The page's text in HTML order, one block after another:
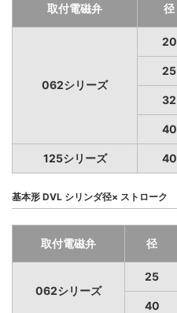
取付電磁弁 径
062シリーズ
20
25
32
40
125シリーズ 40
基本形 DVL シリンダ径× ストローク
取付電磁弁 径
062シリーズ
25
40